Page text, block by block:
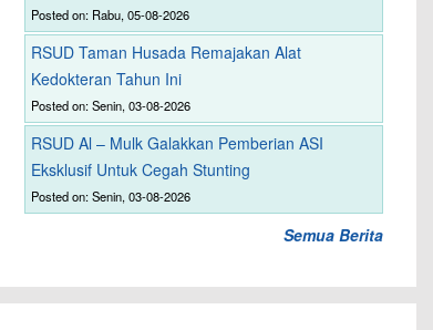
Posted on: Rabu, 05-08-2026
RSUD Taman Husada Remajakan Alat
Kedokteran Tahun Ini
Posted on: Senin, 03-08-2026
RSUD Al – Mulk Galakkan Pemberian ASI
Eksklusif Untuk Cegah Stunting
Posted on: Senin, 03-08-2026
Semua Berita